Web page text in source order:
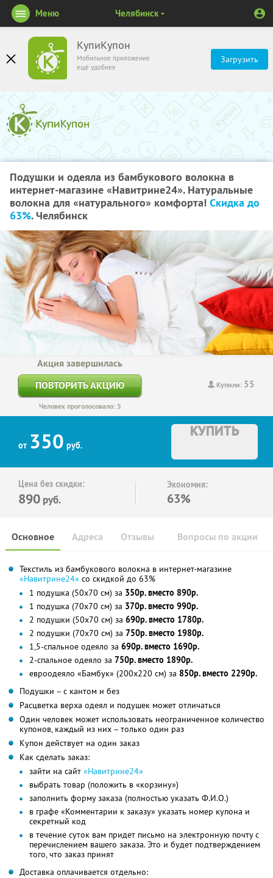
КупиКупон
Мобильное приложение
ещё удобнее
Загрузить
Меню Челябинск
Подушки и одеяла из бамбукового волокна в
интернет-магазине «Навитрине24». Натуральные
волокна для «натурального» комфорта! Скидка до
63%. Челябинск
Купили: 55
Акция завершилась
ПОВТОРИТЬ АКЦИЮ
Человек проголосовало: 5
от 350 руб.
КУПИТЬ
Цена без скидки:
890 руб.
Экономия:
63%
Основное Отзывы Вопросы по акции
Адреса
Текстиль из бамбукового волокна в интернет-магазине
«Навитрине24» со скидкой до 63%
1 подушка (50х70 см) за 350р. вместо 890р.
1 подушка (70х70 см) за 370р. вместо 990р.
2 подушки (50x70 см) за 690р. вместо 1780р.
2 подушки (70x70 см) за 750р. вместо 1980р.
1,5-спальное одеяло за 690р. вместо 1690р.
2-спальное одеяло за 750р. вместо 1890р.
евроодеяло «Бамбук» (200x220 см) за 850р. вместо 2290р.
Подушки – с кантом и без
Расцветка верха одеял и подушек может отличаться
Один человек может использовать неограниченное количество
купонов, каждый из них – только один раз
Купон действует на один заказ
Как сделать заказ:
зайти на сайт «Навитрине24»
выбрать товар (положить в «корзину»)
заполнить форму заказа (полностью указать Ф.И.О.)
в графе «Комментарии к заказу» указать номер купона и
секретный код
в течение суток вам придет письмо на электронную почту с
перечислением вашего заказа. Это и будет подтверждением
того, что заказ принят
Доставка оплачивается отдельно: